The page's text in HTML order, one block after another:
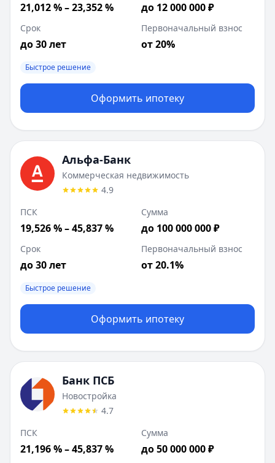
21,012 % – 23,352 % до 12 000 000 ₽
Срок
до 30 лет
Первоначальный взнос
от 20%
Быстрое решение
Оформить ипотеку
Альфа-Банк
Коммерческая недвижимость
4.9
ПСК
19,526 % – 45,837 %
Сумма
до 100 000 000 ₽
Срок
до 30 лет
Первоначальный взнос
от 20.1%
Быстрое решение
Оформить ипотеку
Банк ПСБ
Новостройка
4.7
ПСК
21,196 % – 45,837 %
Сумма
до 50 000 000 ₽